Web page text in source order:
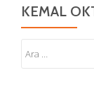
KEMAL